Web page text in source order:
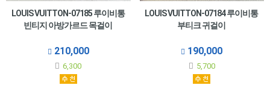
LOUIS VUITTON-07185 루이비통
빈티지 아방가르드 목걸이
210,000
6,300
LOUIS VUITTON-07184 루이비통
부티크 귀걸이
190,000
5,700